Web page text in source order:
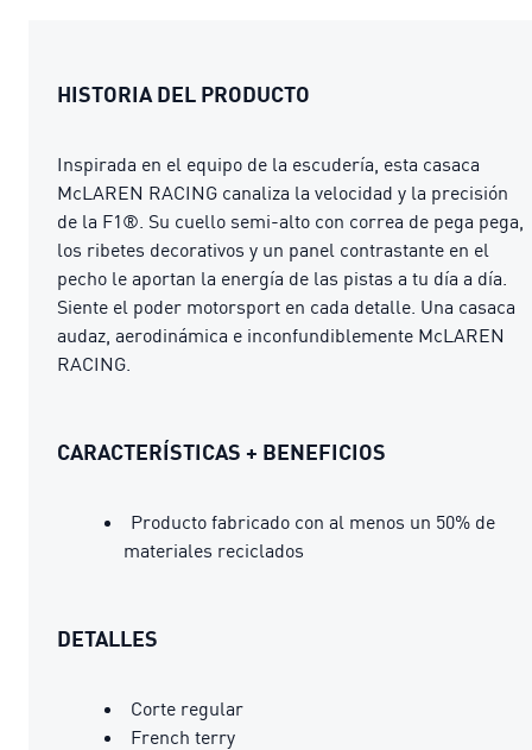
HISTORIA DEL PRODUCTO
Inspirada en el equipo de la escudería, esta casaca
McLAREN RACING canaliza la velocidad y la precisión
de la F1®. Su cuello semi-alto con correa de pega pega,
los ribetes decorativos y un panel contrastante en el
pecho le aportan la energía de las pistas a tu día a día.
Siente el poder motorsport en cada detalle. Una casaca
audaz, aerodinámica e inconfundiblemente McLAREN
RACING.
CARACTERÍSTICAS + BENEFICIOS
Producto fabricado con al menos un 50% de
materiales reciclados
DETALLES
Corte regular
French terry